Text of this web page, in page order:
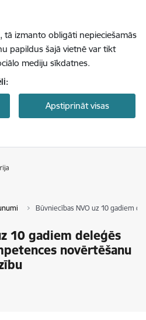
tā izmanto obligāti nepieciešamās
papildus šajā vietnē var tikt
mediju sīkdatnes.
Apstiprināt visas
Būvniecības NVO uz 10 gadiem
10 gadiem deleģēs
novērtēšanu